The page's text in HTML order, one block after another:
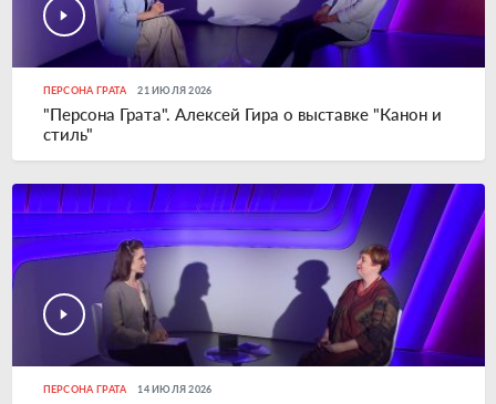
ПЕРСОНА ГРАТА 21 ИЮЛЯ 2026
"Персона Грата". Алексей Гира о выставке "Канон и
стиль"
ПЕРСОНА ГРАТА 14 ИЮЛЯ 2026